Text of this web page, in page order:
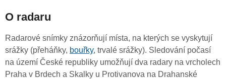
O radaru
Radarové snímky znázorňují místa, na kterých se vyskytují
srážky (přeháňky, bouřky, trvalé srážky). Sledování počasí
na území České republiky umožňují dva radary na vrcholech
Praha v Brdech a Skalky u Protivanova na Drahanské